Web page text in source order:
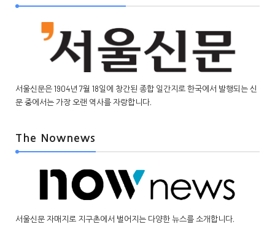
서울신문은 1904년 7월 18일에 창간된 종합 일간지로 한국에서 발행되는 신
문 중에서는 가장 오랜 역사를 자랑합니다.
The Nownews
서울신문 자매지로 지구촌에서 벌어지는 다양한 뉴스를 소개합니다.